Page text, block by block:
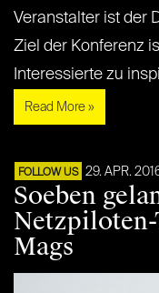
Veranstalter ist der
Ziel der Konferenz
Interessierte zu
Read More »
FOLLOW US 29. APR.
Soeben
Mags